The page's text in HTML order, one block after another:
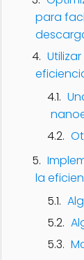
para
la